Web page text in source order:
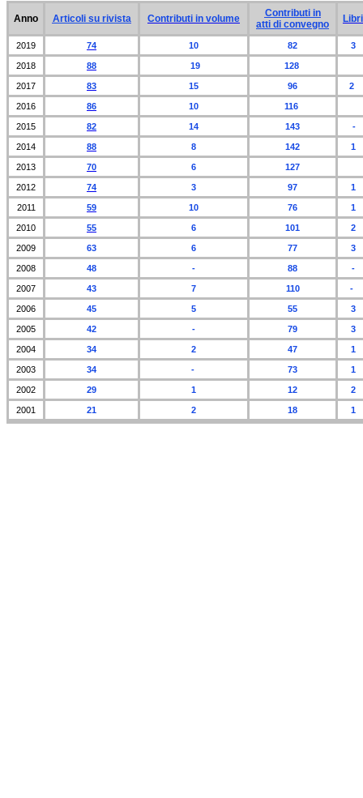
Anno Articoli su rivista Contributi in volume
Contributi in
atti di convegno
Libri
2019 74 10 82 3
2018 88 19 128
2017 83 15 96 2
2016 86 10 116
2015 82 14 143 -
2014 88 8 142 1
2013 70 6 127
2012 74 3 97 1
2011 59 10 76 1
2010 55 6 101 2
2009 63 6 77 3
2008 48 - 88 -
2007 43 7 110 -
2006 45 5 55 3
2005 42 - 79 3
2004 34 2 47 1
2003 34 - 73 1
2002 29 1 12 2
2001 21 2 18 1